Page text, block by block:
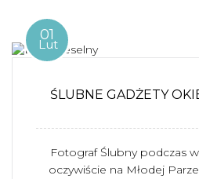
01
Lut
ŚLUBNE GADŻETY
Fotograf Ślubny podczas
oczywiście na Młodej